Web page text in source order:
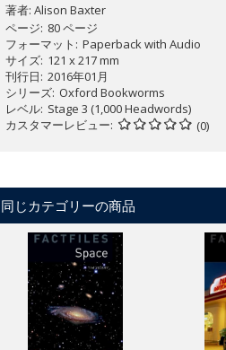
著者: Alison Baxter
ページ 80 ページ
フォーマット
Paperback with Audio
サイズ 121 x 217 mm
刊行日 2016年01月
シリーズ Oxford Bookworms
レベル Stage 3 (1,000 Headwords)
カスタマーレビュー
(0)
同じカテゴリーの商品